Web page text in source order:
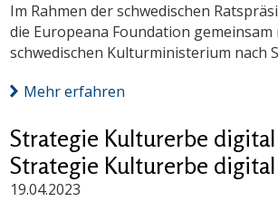
Im Rahmen der schwedischen
die Europeana Foundation gemeinsam
schwedischen Kulturministerium nach
Mehr erfahren
Strategie Kulturerbe digital
Strategie Kulturerbe digital
19.04.2023